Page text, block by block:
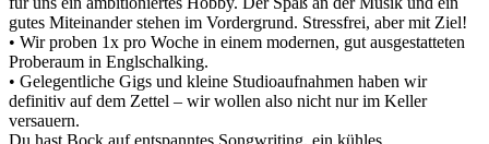
gutes Miteinander stehen im Vordergrund. Stressfrei, aber mit Ziel!
• Wir proben 1x pro Woche in einem modernen, gut ausgestatteten
Proberaum in Englschalking.
• Gelegentliche Gigs und kleine Studioaufnahmen haben wir
definitiv auf dem Zettel – wir wollen also nicht nur im Keller
versauern.
Du hast Bock auf entspanntes Songwriting, ein kühles